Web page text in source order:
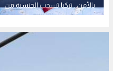
بالأمن.. تركيا تسحب الجنسية من
آلاف المستثمرين